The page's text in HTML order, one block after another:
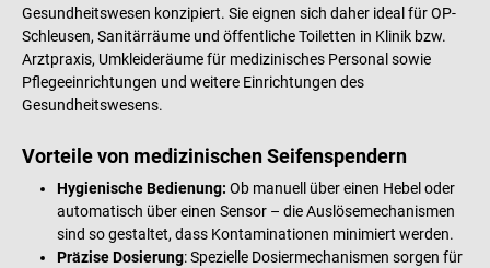
Gesundheitswesen konzipiert. Sie eignen sich daher ideal für OP-
Schleusen, Sanitärräume und öffentliche Toiletten in Klinik bzw.
Arztpraxis, Umkleideräume für medizinisches Personal sowie
Pflegeeinrichtungen und weitere Einrichtungen des
Gesundheitswesens.
Vorteile von medizinischen Seifenspendern
Hygienische Bedienung: Ob manuell über einen Hebel oder
automatisch über einen Sensor – die Auslösemechanismen
sind so gestaltet, dass Kontaminationen minimiert werden.
Präzise Dosierung: Spezielle Dosiermechanismen sorgen für